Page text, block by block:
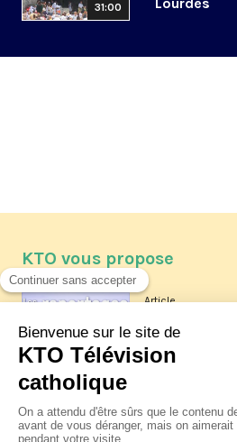
31:00
KTO vous propose
Article
Les
La visite
XIV à Assise à
jeudi 6 août